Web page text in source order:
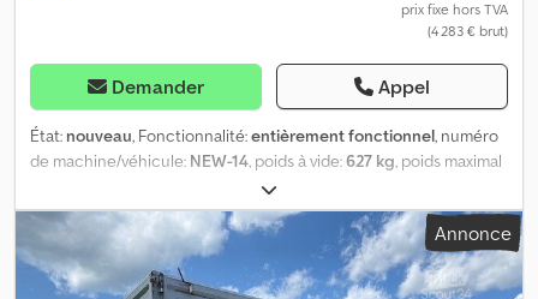
prix fixe hors TVA
(4 283 € brut)
Demander Appel
État: nouveau, Fonctionnalité:entièrement fonctionnel, numéro
de machine/véhicule: NEW-14, poids à vide:627 kg, poids maximal
2 700 kg
2 essieux, longueur de l'espace de chargement:3 060 mm,
largeur de l’espace de chargement:
1 700 mm, hauteur de
l'espace de chargement:300 mm , suspension:autre, dimension
des pneus:195 / 50 R 13, vitesse maximale:100 km/h, couleur:
Annonce